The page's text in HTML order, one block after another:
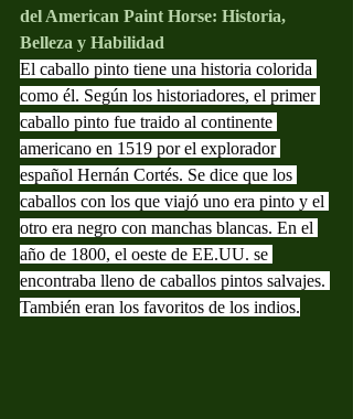
del American Paint Horse: Historia,
Belleza y Habilidad
El caballo pinto tiene una historia colorida
como él. Según los historiadores, el primer
caballo pinto fue traido al continente
americano en 1519 por el explorador
español Hernán Cortés. Se dice que los
caballos con los que viajó uno era pinto y el
otro era negro con manchas blancas. En el
año de 1800, el oeste de EE.UU. se
encontraba lleno de caballos pintos salvajes.
También eran los favoritos de los indios.